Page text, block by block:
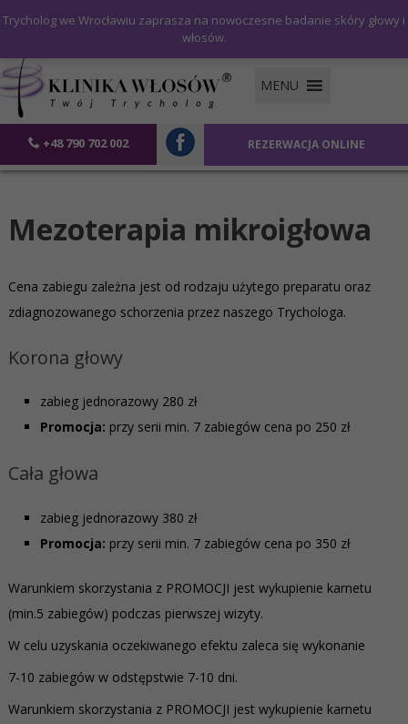
MENU
REZERWACJA ONLINE
+48 790 702 002
mezoterapia igłowa skóry głowy wrocław
Mezoterapia mikroigłowa
Cena zabiegu zależna jest od rodzaju użytego preparatu oraz
zdiagnozowanego schorzenia przez naszego Trychologa.
Korona głowy
zabieg jednorazowy 280 zł
Promocja: przy serii min. 7 zabiegów cena po 250 zł
Cała głowa
zabieg jednorazowy 380 zł
Promocja: przy serii min. 7 zabiegów cena po 350 zł
Warunkiem skorzystania z PROMOCJI jest wykupienie karnetu
(min.5 zabiegów) podczas pierwszej wizyty.
W celu uzyskania oczekiwanego efektu zaleca się wykonanie
7-10 zabiegów w odstępstwie 7-10 dni.
Warunkiem skorzystania z PROMOCJI jest wykupienie karnetu
Trycholog we Wrocławiu zaprasza na nowoczesne badanie skóry głowy i
włosów.